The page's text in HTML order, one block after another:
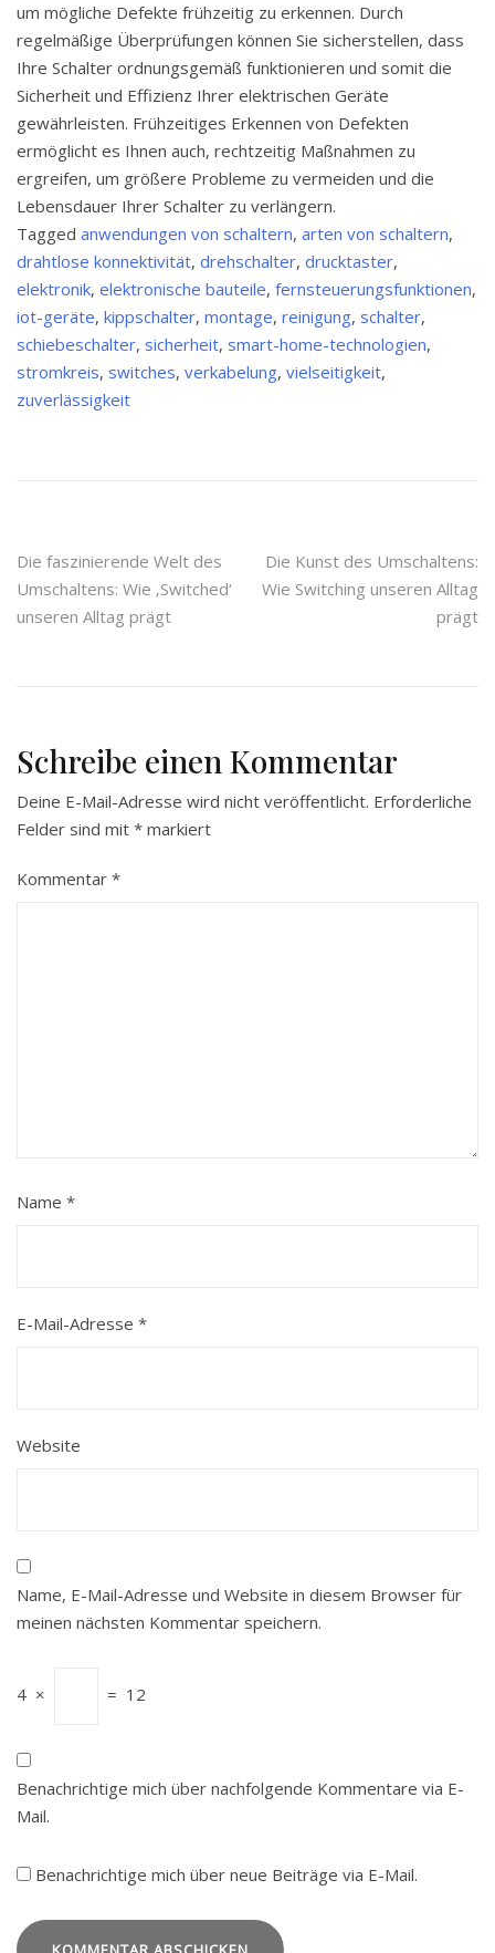
um mögliche Defekte frühzeitig zu erkennen. Durch
regelmäßige Überprüfungen können Sie sicherstellen, dass
Ihre Schalter ordnungsgemäß funktionieren und somit die
Sicherheit und Effizienz Ihrer elektrischen Geräte
gewährleisten. Frühzeitiges Erkennen von Defekten
ermöglicht es Ihnen auch, rechtzeitig Maßnahmen zu
ergreifen, um größere Probleme zu vermeiden und die
Lebensdauer Ihrer Schalter zu verlängern.
Tagged anwendungen von schaltern, arten von schaltern,
drahtlose konnektivität, drehschalter, drucktaster,
elektronik, elektronische bauteile, fernsteuerungsfunktionen,
iot-geräte, kippschalter, montage, reinigung, schalter,
schiebeschalter, sicherheit, smart-home-technologien,
stromkreis, switches, verkabelung, vielseitigkeit,
zuverlässigkeit
Beitragsnavigation
Die faszinierende Welt des
Umschaltens: Wie ‚Switched‘
unseren Alltag prägt
Die Kunst des Umschaltens:
Wie Switching unseren Alltag
prägt
Schreibe einen Kommentar
Deine E-Mail-Adresse wird nicht veröffentlicht. Erforderliche
Felder sind mit * markiert
Kommentar *
Name *
E-Mail-Adresse *
Website
Name, E-Mail-Adresse und Website in diesem Browser für
meinen nächsten Kommentar speichern.
4 × = 12
Benachrichtige mich über nachfolgende Kommentare via E-
Mail.
Benachrichtige mich über neue Beiträge via E-Mail.